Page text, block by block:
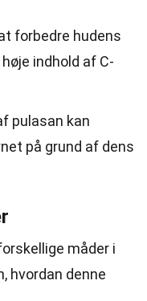
forbedre hudens
indhold af C-
pulasan kan
på grund af dens
måder i
hvordan denne